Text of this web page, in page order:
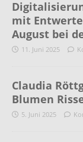
mit
August bei
11. Juni 2025
Claudia
Blumen
5. Juni 2025